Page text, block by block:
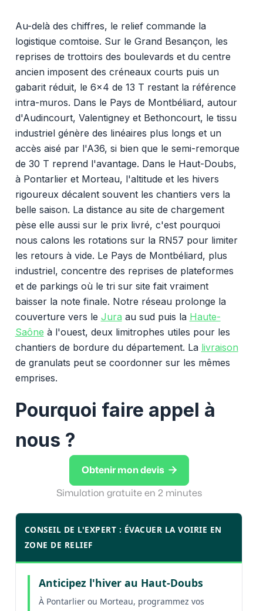
Au-delà des chiffres, le relief commande la
logistique comtoise. Sur le Grand Besançon, les
reprises de trottoirs des boulevards et du centre
ancien imposent des créneaux courts puis un
gabarit réduit, le 6x4 de 13 T restant la référence
intra-muros. Dans le Pays de Montbéliard, autour
d'Audincourt, Valentigney et Bethoncourt, le tissu
industriel génère des linéaires plus longs et un
accès aisé par l'A36, si bien que le semi-remorque
de 30 T reprend l'avantage. Dans le Haut-Doubs,
à Pontarlier et Morteau, l'altitude et les hivers
rigoureux décalent souvent les chantiers vers la
belle saison. La distance au site de chargement
pèse elle aussi sur le prix livré, c'est pourquoi
nous calons les rotations sur la RN57 pour limiter
les retours à vide. Le Pays de Montbéliard, plus
industriel, concentre des reprises de plateformes
et de parkings où le tri sur site fait vraiment
baisser la note finale. Notre réseau prolonge la
couverture vers le Jura au sud puis la Haute-
Saône à l'ouest, deux limitrophes utiles pour les
chantiers de bordure du département. La livraison
de granulats peut se coordonner sur les mêmes
emprises.
Pourquoi faire appel à
nous ?
Obtenir mon devis 
Simulation gratuite en 2 minutes
CONSEIL DE L'EXPERT : ÉVACUER LA VOIRIE EN
ZONE DE RELIEF
Anticipez l'hiver au Haut-Doubs
À Pontarlier ou Morteau, programmez vos